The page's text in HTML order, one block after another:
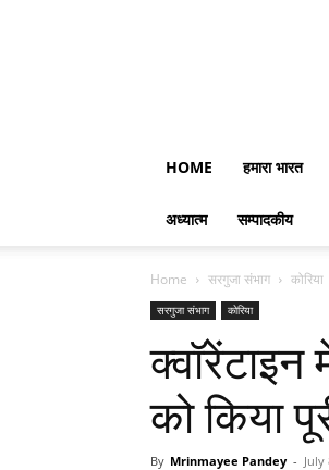
HOME हमारा भारत
अध्यात्म सम्पादकीय
Home सरगुजा संभाग कोरिया
सरगुजा संभाग कोरिया
क्वॉरेंटाइन
को किया
By Mrinmayee Pandey - July